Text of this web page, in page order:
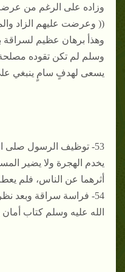
وزاده على الرغم من
(( وعرضت عليهم الزاد
وهذأ برهان عظيم لسراقة
وسلم لم تكن تقوده
يسعى لهدفٍ سامٍ ينبغي
53- توظيف الرسول صلى
يخدم الهجرة ولا يضير
أثرهما عن الناس، فلم
54- فراسة سراقة وبعد
الله عليه وسلم كتاب